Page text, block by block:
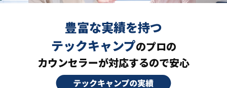
豊富な実績を持つ
テックキャンプのプロの
カウンセラーが対応するので安心